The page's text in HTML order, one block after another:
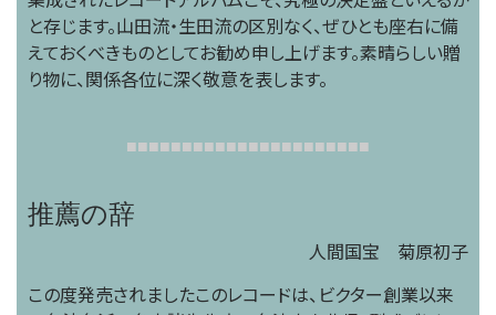
と存じます。山田流・生田流の区別なく、ぜひとも座右に備
えておくべきものとしてお勧め申し上げます。素晴らしい贈
り物に、関係各位に深く敬意を表します。
■■■■■■■■■■■■■■■■■■■■■■
推薦の辞
人間国宝 菊原初子
この度発売されましたこのレコードは、ビクター創業以来